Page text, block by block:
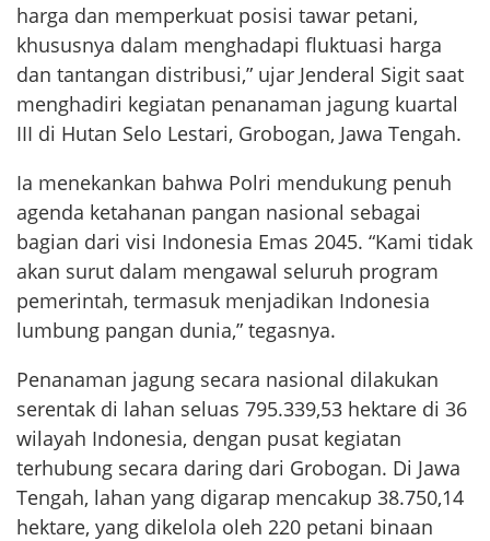
harga dan memperkuat posisi tawar petani,
khususnya dalam menghadapi fluktuasi harga
dan tantangan distribusi,” ujar Jenderal Sigit saat
menghadiri kegiatan penanaman jagung kuartal
III di Hutan Selo Lestari, Grobogan, Jawa Tengah.
Ia menekankan bahwa Polri mendukung penuh
agenda ketahanan pangan nasional sebagai
bagian dari visi Indonesia Emas 2045. “Kami tidak
akan surut dalam mengawal seluruh program
pemerintah, termasuk menjadikan Indonesia
lumbung pangan dunia,” tegasnya.
Penanaman jagung secara nasional dilakukan
serentak di lahan seluas 795.339,53 hektare di 36
wilayah Indonesia, dengan pusat kegiatan
terhubung secara daring dari Grobogan. Di Jawa
Tengah, lahan yang digarap mencakup 38.750,14
hektare, yang dikelola oleh 220 petani binaan